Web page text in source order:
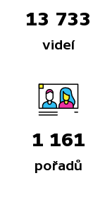
13 733
videí
1 161
pořadů